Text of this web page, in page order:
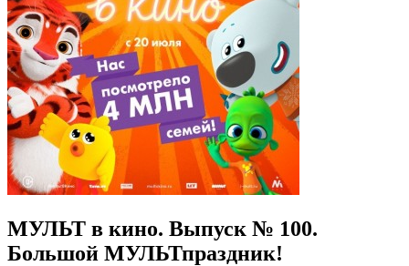
МУЛЬТ в кино. Выпуск № 100.
Большой МУЛЬТпраздник!